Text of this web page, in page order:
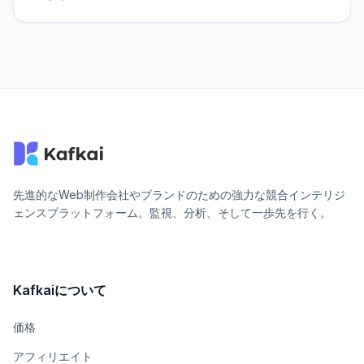
先進的なWeb制作会社やブランドのための強力な競合インテリジ
ェンスプラットフォーム。監視、分析、そして一歩先を行く。
Kafkaiについて
価格
アフィリエイト